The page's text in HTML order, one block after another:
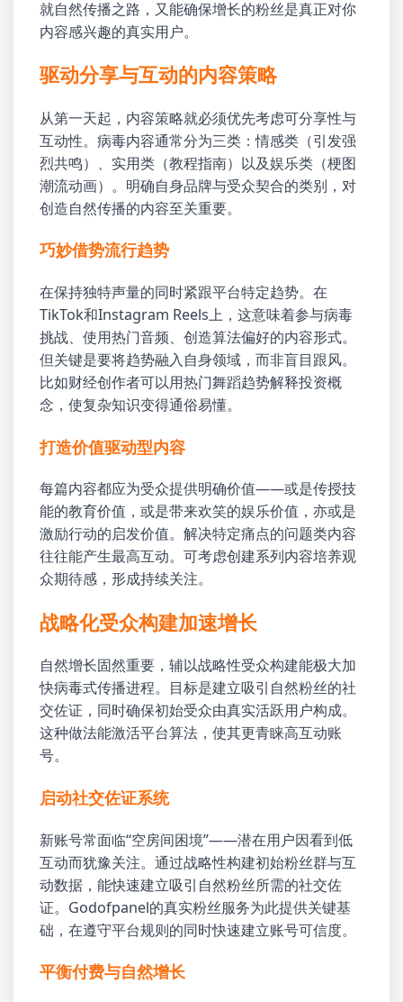
就自然传播之路，又能确保增长的粉丝是真正对你
内容感兴趣的真实用户。
驱动分享与互动的内容策略
从第一天起，内容策略就必须优先考虑可分享性与
互动性。病毒内容通常分为三类：情感类（引发强
烈共鸣）、实用类（教程指南）以及娱乐类（梗图
潮流动画）。明确自身品牌与受众契合的类别，对
创造自然传播的内容至关重要。
巧妙借势流行趋势
在保持独特声量的同时紧跟平台特定趋势。在
TikTok和Instagram Reels上，这意味着参与病毒
挑战、使用热门音频、创造算法偏好的内容形式。
但关键是要将趋势融入自身领域，而非盲目跟风。
比如财经创作者可以用热门舞蹈趋势解释投资概
念，使复杂知识变得通俗易懂。
打造价值驱动型内容
每篇内容都应为受众提供明确价值——或是传授技
能的教育价值，或是带来欢笑的娱乐价值，亦或是
激励行动的启发价值。解决特定痛点的问题类内容
往往能产生最高互动。可考虑创建系列内容培养观
众期待感，形成持续关注。
战略化受众构建加速增长
自然增长固然重要，辅以战略性受众构建能极大加
快病毒式传播进程。目标是建立吸引自然粉丝的社
交佐证，同时确保初始受众由真实活跃用户构成。
这种做法能激活平台算法，使其更青睐高互动账
号。
启动社交佐证系统
新账号常面临“空房间困境”——潜在用户因看到低
互动而犹豫关注。通过战略性构建初始粉丝群与互
动数据，能快速建立吸引自然粉丝所需的社交佐
证。Godofpanel的真实粉丝服务为此提供关键基
础，在遵守平台规则的同时快速建立账号可信度。
平衡付费与自然增长